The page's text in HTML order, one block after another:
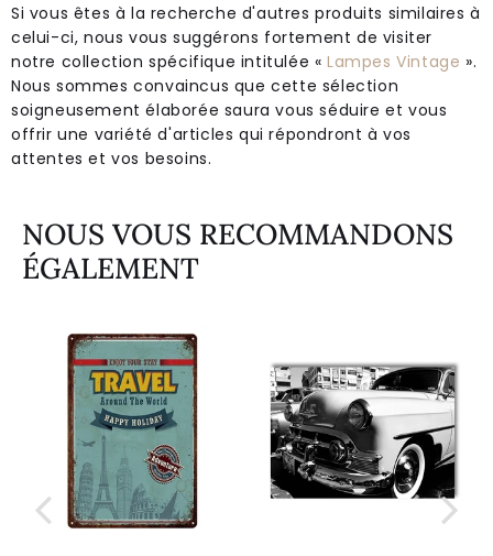
Si vous êtes à la recherche d'autres produits similaires à
celui-ci, nous vous suggérons fortement de visiter
notre collection spécifique intitulée «Lampes Vintage ».
Nous sommes convaincus que cette sélection
soigneusement élaborée saura vous séduire et vous
offrir une variété d'articles qui répondront à vos
attentes et vos besoins.
NOUS VOUS RECOMMANDONS
ÉGALEMENT